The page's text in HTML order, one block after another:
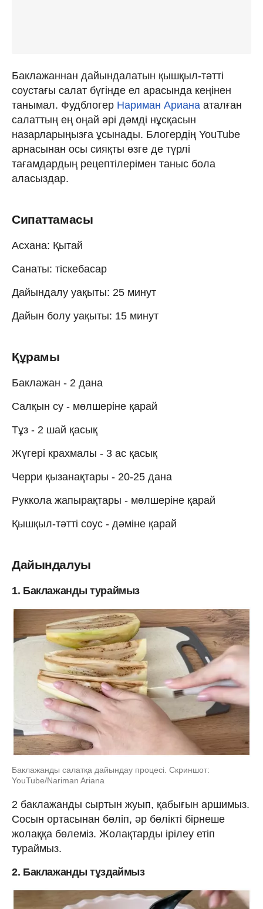
Баклажаннан дайындалатын қышқыл-тәтті
соустағы салат бүгінде ел арасында кеңінен
танымал. Фудблогер Нариман Ариана аталған
салаттың ең оңай әрі дәмді нұсқасын
назарларыңызға ұсынады. Блогердің YouTube
арнасынан осы сияқты өзге де түрлі
тағамдардың рецептілерімен таныс бола
аласыздар.
Сипаттамасы
Асхана: Қытай
Санаты: тіскебасар
Дайындалу уақыты: 25 минут
Дайын болу уақыты: 15 минут
Құрамы
Баклажан - 2 дана
Cалқын су - мөлшеріне қарай
Тұз - 2 шай қасық
Жүгері крахмалы - 3 ас қасық
Черри қызанақтары - 20-25 дана
Руккола жапырақтары - мөлшеріне қарай
Қышқыл-тәтті соус - дәміне қарай
Дайындалуы
1. Баклажанды тураймыз
Баклажанды салатқа дайындау процесі. Скриншот:
YouTube/Nariman Ariana
2 баклажанды сыртын жуып, қабығын аршимыз.
Сосын ортасынан бөліп, әр бөлікті бірнеше
жолаққа бөлеміз. Жолақтарды ірілеу етіп
тураймыз.
2. Баклажанды тұздаймыз